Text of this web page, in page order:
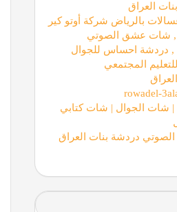
العراق
بالرياض شركة أوتو كير
, شات عشق الصوتي
احساس للجوال
المجتمعي
الجوال | شات كتابي
الصوتي دردشة بنات العراق